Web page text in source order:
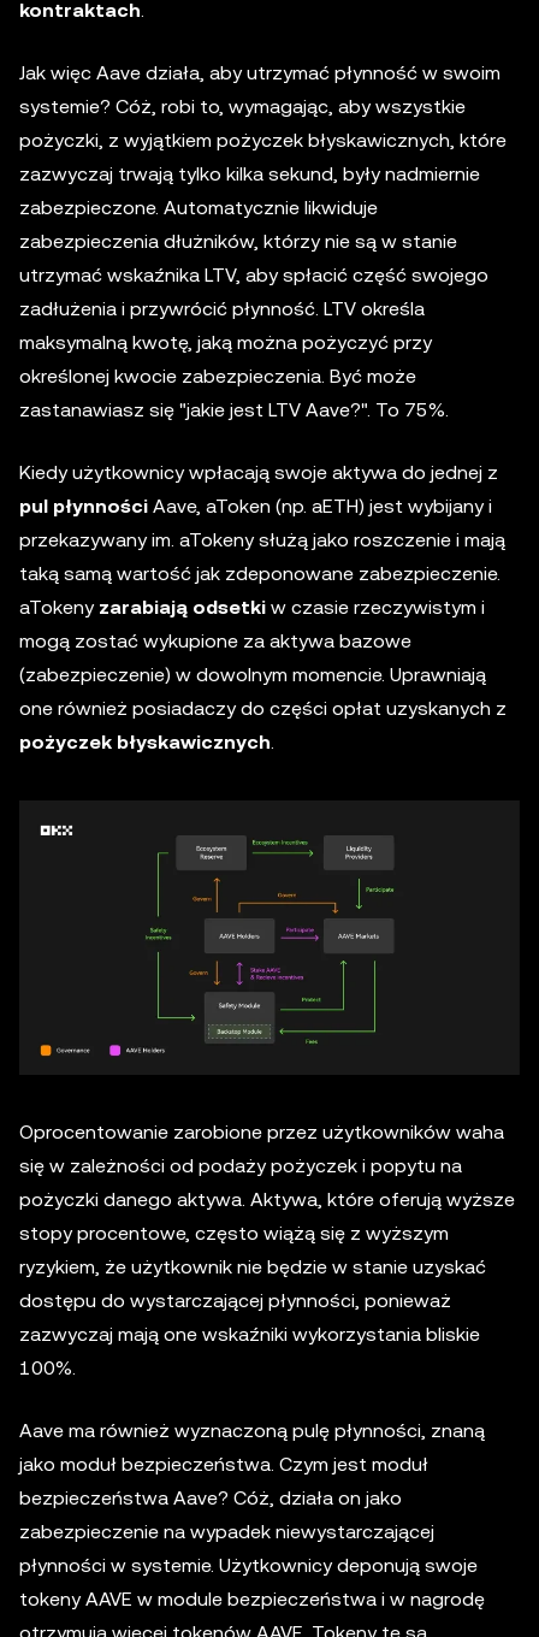
kontraktach
Jak więc Aave działa, aby utrzymać płynność w swoim
systemie? Cóż, robi to, wymagając, aby wszystkie
pożyczki, z wyjątkiem pożyczek błyskawicznych, które
zazwyczaj trwają tylko kilka sekund, były nadmiernie
zabezpieczone. Automatycznie likwiduje
zabezpieczenia dłużników, którzy nie są w stanie
utrzymać wskaźnika LTV, aby spłacić część swojego
zadłużenia i przywrócić płynność. LTV określa
maksymalną kwotę, jaką można pożyczyć przy
określonej kwocie zabezpieczenia. Być może
zastanawiasz się "jakie jest LTV Aave?". To 75%.
Kiedy użytkownicy wpłacają swoje aktywa do jednej z
pul płynności Aave, aToken (np. aETH) jest wybijany i
przekazywany im. aTokeny służą jako roszczenie i mają
taką samą wartość jak zdeponowane zabezpieczenie.
aTokeny zarabiają odsetki w czasie rzeczywistym i
mogą zostać wykupione za aktywa bazowe
(zabezpieczenie) w dowolnym momencie. Uprawniają
one również posiadaczy do części opłat uzyskanych z
pożyczek błyskawicznych
Oprocentowanie zarobione przez użytkowników waha
się w zależności od podaży pożyczek i popytu na
pożyczki danego aktywa. Aktywa, które oferują wyższe
stopy procentowe, często wiążą się z wyższym
ryzykiem, że użytkownik nie będzie w stanie uzyskać
dostępu do wystarczającej płynności, ponieważ
zazwyczaj mają one wskaźniki wykorzystania bliskie
100%.
Aave ma również wyznaczoną pulę płynności, znaną
jako moduł bezpieczeństwa. Czym jest moduł
bezpieczeństwa Aave? Cóż, działa on jako
zabezpieczenie na wypadek niewystarczającej
płynności w systemie. Użytkownicy deponują swoje
tokeny AAVE w module bezpieczeństwa i w nagrodę